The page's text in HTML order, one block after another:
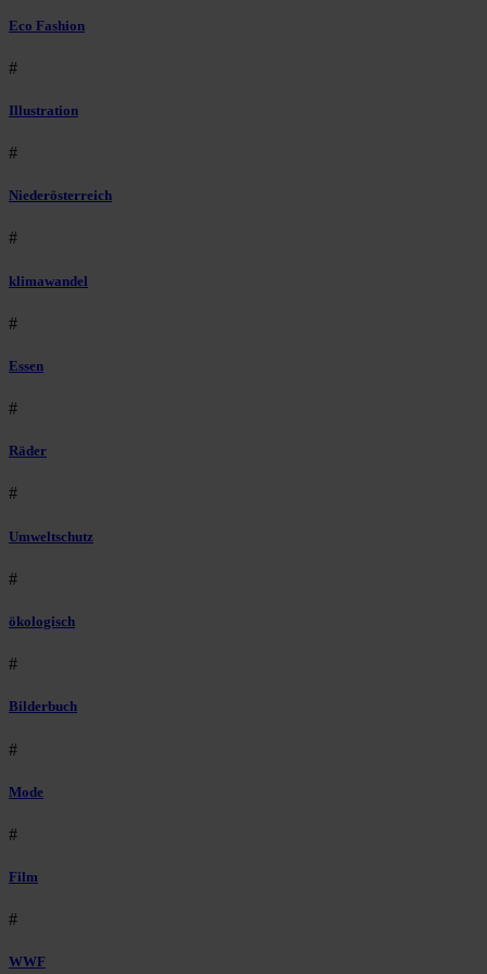
Eco Fashion
#
Illustration
#
Niederösterreich
#
klimawandel
#
Essen
#
Räder
#
Umweltschutz
#
ökologisch
#
Bilderbuch
#
Mode
#
Film
#
WWF